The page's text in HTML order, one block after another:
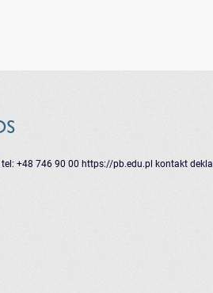
tel: +48 746 90 00 https://pb.edu.pl kontakt